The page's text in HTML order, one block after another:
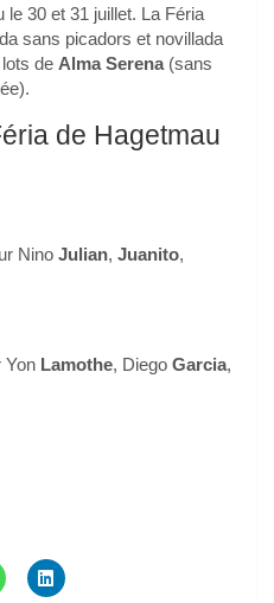
le 30 et 31 juillet. La Féria
sans picadors et novillada
de Alma Serena(sans
de Hagetmau
Nino Julian, Juanito,
Yon Lamothe, Diego Garcia,